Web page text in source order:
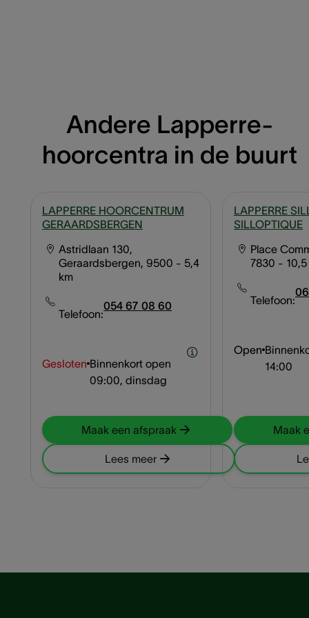
Andere Lapperre-
hoorcentra in de buurt
LAPPERRE HOORCENTRUM
GERAARDSBERGEN
Astridlaan 130,
Geraardsbergen, 9500 - 5,4
km
Telefoon:
054 67 08 60
Gesloten Binnenkort open
09:00, dinsdag
Maak een afspraak
Lees meer
LAPPERRE
SILLOPTIQUE
Place
7830 - 10,5
Telefoon:
Open
14:00
Maak